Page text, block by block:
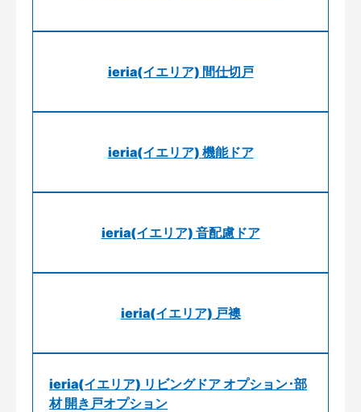
ieria(イエリア) 間仕切戸
ieria(イエリア) 機能ドア
ieria(イエリア) 音配慮ドア
ieria(イエリア) 戸襖
ieria(イエリア) リビングドア オプション･部
材 開き戸オプション